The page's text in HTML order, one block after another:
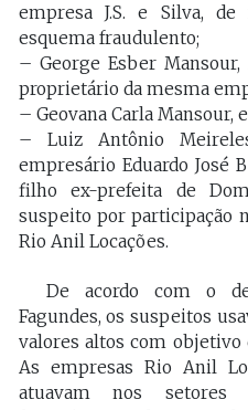
empresa J.S. e Silva,
esquema fraudulento;
– George Esber
proprietário da mesma
– Geovana Carla Mansour,
– Luiz Antônio
empresário Eduardo José
filho ex-prefeita de
suspeito por participação
Rio Anil Locações.
De acordo com o
Fagundes, os suspeitos
valores altos com objetivo
As empresas Rio Anil
atuavam nos